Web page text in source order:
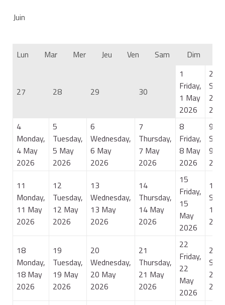
Juin
Lun Mar Mer Jeu Ven Sam Dim
27 28 29 30
1
Friday,
1 May
2026
2
2
4
Monday,
4 May
2026
5
Tuesday,
5 May
2026
6
Wednesday,
6 May
2026
7
Thursday,
7 May
2026
8
Friday,
8 May
2026
9
9
11
Monday,
11 May
2026
12
Tuesday,
12 May
2026
13
Wednesday,
13 May
2026
14
Thursday,
14 May
2026
15
Friday,
15
May
2026
16
16
18
Monday,
18 May
2026
19
Tuesday,
19 May
2026
20
Wednesday,
20 May
2026
21
Thursday,
21 May
2026
22
Friday,
22
May
2026
23
23